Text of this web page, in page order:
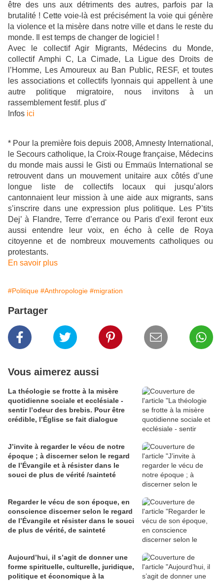
être des uns aux détriments des autres, parfois par la
brutalité ! Cette voie-là est précisément la voie qui génère
la violence et la misère dans notre ville et dans le reste du
monde. Il est temps de changer de logiciel !
Avec le collectif Agir Migrants, Médecins du Monde,
collectif Amphi C, La Cimade, La Ligue des Droits de
l’Homme, Les Amoureux au Ban Public, RESF, et toutes
les associations et collectifs lyonnais qui appellent à une
autre politique migratoire, nous invitons à un
rassemblement festif. plus d'
Infos ici
* Pour la première fois depuis 2008, Amnesty International,
le Secours catholique, la Croix-Rouge française, Médecins
du monde mais aussi le Gisti ou Emmaüs International se
retrouvent dans un mouvement unitaire aux côtés d’une
longue liste de collectifs locaux qui jusqu’alors
cantonnaient leur mission à une aide aux migrants, sans
s’inscrire dans une expression plus politique. Les P’tits
Dej’ à Flandre, Terre d’errance ou Paris d’exil feront eux
aussi entendre leur voix, en écho à celle de Roya
citoyenne et de nombreux mouvements catholiques ou
protestants.
En savoir plus
#Politique #Anthropologie #migration
Partager
Vous aimerez aussi
La théologie se frotte à la misère
quotidienne sociale et ecclésiale -
sentir l’odeur des brebis. Pour être
crédible, l’Église se fait dialogue
J’invite à regarder le vécu de notre
époque ; à discerner selon le regard
de l’Évangile et à résister dans le
souci de plus de vérité /sainteté
Regarder le vécu de son époque, en
conscience discerner selon le regard
de l’Évangile et résister dans le souci
de plus de vérité, de sainteté
Aujourd’hui, il s’agit de donner une
forme spirituelle, culturelle, juridique,
politique et économique à la